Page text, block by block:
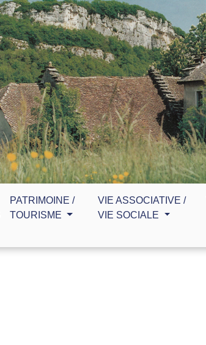
PATRIMOINE /
TOURISME
VIE ASSOCIATIVE /
VIE SOCIALE